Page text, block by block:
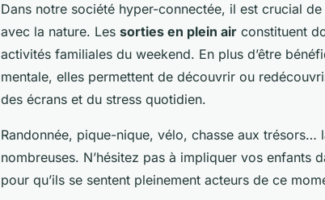
Dans notre société hyper-connectée, il est crucial
avec la nature. Les sorties en plein air constituent
activités familiales du weekend. En plus d’être
mentale, elles permettent de découvrir ou
des écrans et du stress quotidien.
Randonnée, pique-nique, vélo, chasse aux trésors…
nombreuses. N’hésitez pas à impliquer vos enfants
pour qu’ils se sentent pleinement acteurs de ce